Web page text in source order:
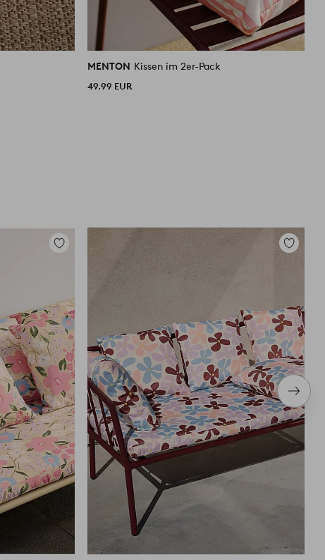
MENTON Kissen im 2er-Pack
49.99 EUR
Zu
Zu